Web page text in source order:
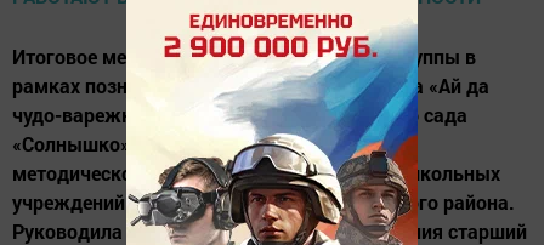
Итоговое мероприятие с детьми средней группы в
рамках познавательно-творческого проекта «Ай да
чудо-варежки» показали педагоги детского сада
«Солнышко» в ходе заседания районного
методического объединения педагогов дошкольных
учреждений Нижнекамского муниципального района.
Руководила ходом работы методобъединения старший